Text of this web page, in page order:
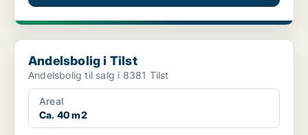
Andelsbolig i Tilst
Andelsbolig i Tilst
Andelsbolig til salg i 8381 Tilst
Areal
Ca. 40 m2